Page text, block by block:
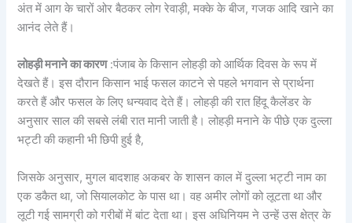
अंत में आग के चारों ओर बैठकर लोग रेवाड़ी, मक्के के बीज, गजक आदि खाने का
आनंद लेते हैं।
लोहड़ी मनाने का कारण:पंजाब के किसान लोहड़ी को आर्थिक दिवस के रूप में
देखते हैं। इस दौरान किसान भाई फसल काटने से पहले भगवान से प्रार्थना
करते हैं और फसल के लिए धन्यवाद देते हैं। लोहड़ी की रात हिंदू कैलेंडर के
अनुसार साल की सबसे लंबी रात मानी जाती है। लोहड़ी मनाने के पीछे एक दुल्ला
भट्टी की कहानी भी छिपी हुई है,
जिसके अनुसार, मुगल बादशाह अकबर के शासन काल में दुल्ला भट्टी नाम का
एक डकैत था, जो सियालकोट के पास था। वह अमीर लोगों को लूटता था और
लूटी गई सामग्री को गरीबों में बांट देता था। इस अधिनियम ने उन्हें उस क्षेत्र के